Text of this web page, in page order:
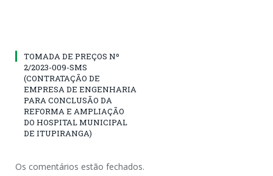
TOMADA DE PREÇOS Nº
2/2023-009-SMS
(CONTRATAÇÃO DE
EMPRESA DE ENGENHARIA
PARA CONCLUSÃO DA
REFORMA E AMPLIAÇÃO
DO HOSPITAL MUNICIPAL
DE ITUPIRANGA)
Os comentários estão fechados.